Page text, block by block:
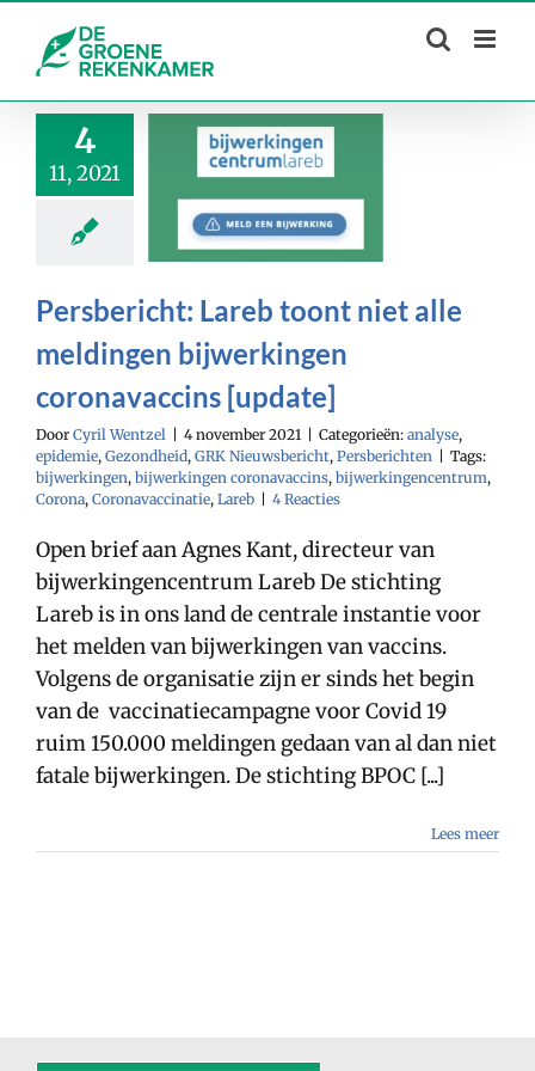
content
4
11, 2021
Persbericht: Lareb toont niet alle
meldingen bijwerkingen
coronavaccins [update]
Door Cyril Wentzel 4 november 2021 Categorieën: analyse,
epidemie, Gezondheid, GRK Nieuwsbericht, Persberichten
Tags:
bijwerkingen, bijwerkingen coronavaccins, bijwerkingencentrum,
Corona, Coronavaccinatie, Lareb 4 Reacties
Open brief aan Agnes Kant, directeur van
bijwerkingencentrum Lareb De stichting
Lareb is in ons land de centrale instantie voor
het melden van bijwerkingen van vaccins.
Volgens de organisatie zijn er sinds het begin
van de vaccinatiecampagne voor Covid 19
ruim 150.000 meldingen gedaan van al dan niet
fatale bijwerkingen. De stichting BPOC [...]
Lees meer